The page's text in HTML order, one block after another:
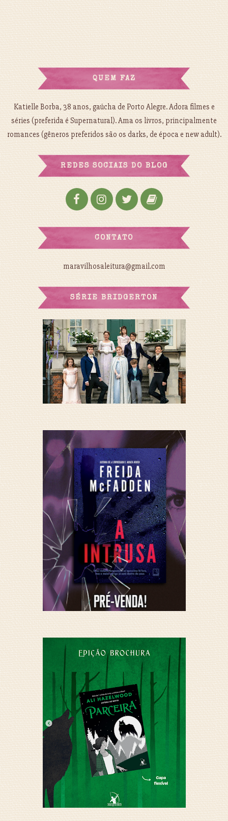
QUEM FAZ
Katielle Borba, 38 anos, gaúcha de Porto Alegre. Adora filmes e
séries (preferida é Supernatural). Ama os livros, principalmente
romances (gêneros preferidos são os darks, de época e new adult).
REDES SOCIAIS DO BLOG
CONTATO
maravilhosaleitura@gmail.com
SÉRIE BRIDGERTON